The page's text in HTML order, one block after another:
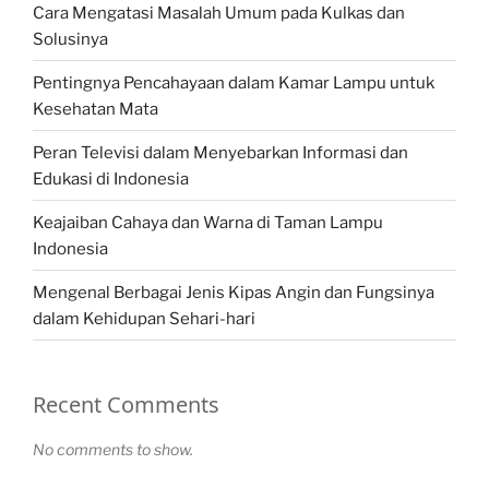
Cara Mengatasi Masalah Umum pada Kulkas dan
Solusinya
Pentingnya Pencahayaan dalam Kamar Lampu untuk
Kesehatan Mata
Peran Televisi dalam Menyebarkan Informasi dan
Edukasi di Indonesia
Keajaiban Cahaya dan Warna di Taman Lampu
Indonesia
Mengenal Berbagai Jenis Kipas Angin dan Fungsinya
dalam Kehidupan Sehari-hari
Recent Comments
No comments to show.